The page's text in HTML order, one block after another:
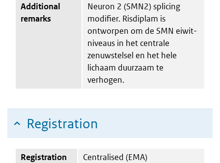
Additional
remarks
Neuron 2 (SMN2) splicing
modifier. Risdiplam is
ontworpen om de SMN eiwit-
niveaus in het centrale
zenuwstelsel en het hele
lichaam duurzaam te
verhogen.
Registration
Registration
Centralised (EMA)